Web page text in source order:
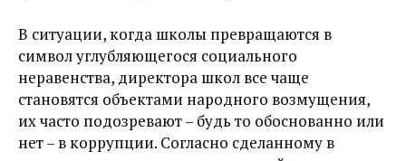
В ситуации, когда школы превращаются в
символ углубляющегося социального
неравенства, директора школ все чаще
становятся объектами народного возмущения,
их часто подозревают – будь то обоснованно или
нет – в коррупции. Согласно сделанному в